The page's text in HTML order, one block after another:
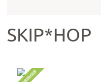
SKIP*HOP